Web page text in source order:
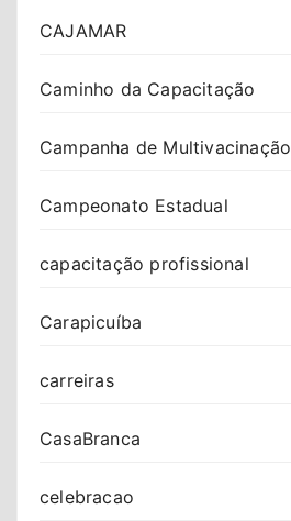
CAJAMAR
Caminho da Capacitação
Campanha de Multivacinação
Campeonato Estadual
capacitação profissional
Carapicuíba
carreiras
CasaBranca
celebracao